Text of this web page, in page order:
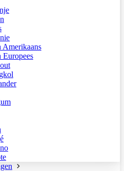
Amerikaans
Europees